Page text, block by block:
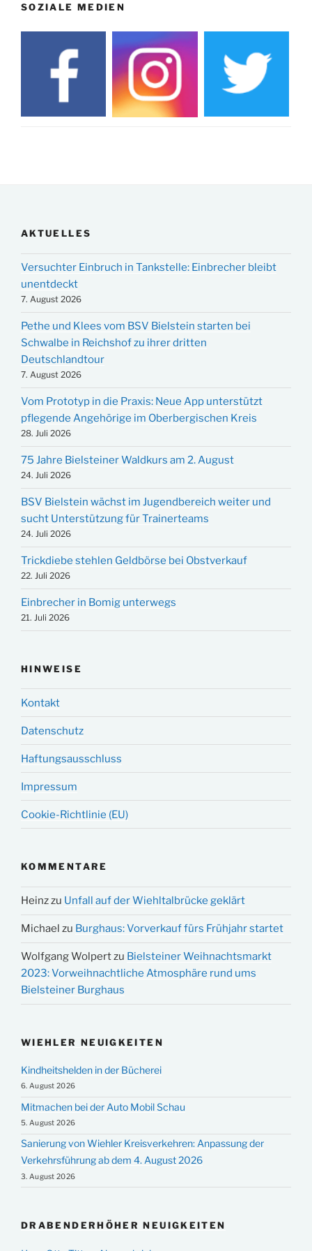
SOZIALE MEDIEN
AKTUELLES
Versuchter Einbruch in Tankstelle: Einbrecher bleibt
unentdeckt
7. August 2026
Pethe und Klees vom BSV Bielstein starten bei
Schwalbe in Reichshof zu ihrer dritten
Deutschlandtour
7. August 2026
Vom Prototyp in die Praxis: Neue App unterstützt
pflegende Angehörige im Oberbergischen Kreis
28. Juli 2026
75 Jahre Bielsteiner Waldkurs am 2. August
24. Juli 2026
BSV Bielstein wächst im Jugendbereich weiter und
sucht Unterstützung für Trainerteams
24. Juli 2026
Trickdiebe stehlen Geldbörse bei Obstverkauf
22. Juli 2026
Einbrecher in Bomig unterwegs
21. Juli 2026
HINWEISE
Kontakt
Datenschutz
Haftungsausschluss
Impressum
Cookie-Richtlinie (EU)
KOMMENTARE
Heinzzu Unfall auf der Wiehltalbrücke geklärt
Michael zu Burghaus: Vorverkauf fürs Frühjahr startet
Wolfgang Wolpertzu Bielsteiner Weihnachtsmarkt
2023: Vorweihnachtliche Atmosphäre rund ums
Bielsteiner Burghaus
WIEHLER NEUIGKEITEN
Kindheitshelden in der Bücherei
6. August 2026
Mitmachen bei der Auto Mobil Schau
5. August 2026
Sanierung von Wiehler Kreisverkehren: Anpassung der
Verkehrsführung ab dem 4. August 2026
3. August 2026
DRABENDERHÖHER NEUIGKEITEN